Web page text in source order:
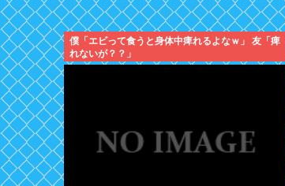
僕「エビって食うと身体中痺れるよなｗ」 友「痺
れないが？？」